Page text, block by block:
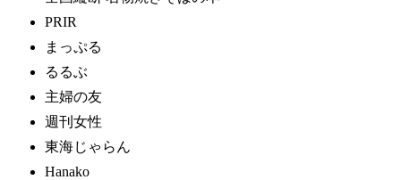
PRIR
まっぷる
るるぶ
主婦の友
週刊女性
東海じゃらん
Hanako